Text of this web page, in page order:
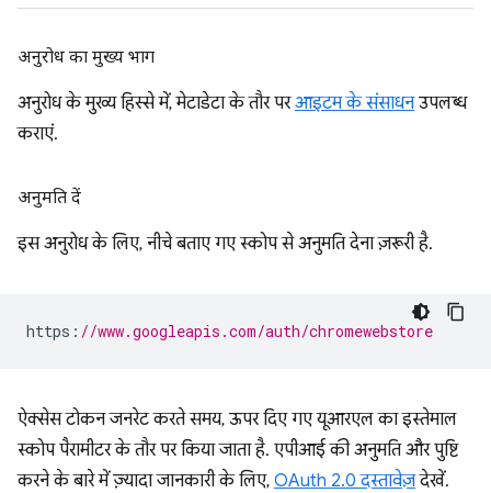
अनुरोध का मुख्य भाग
अनुरोध के मुख्य हिस्से में, मेटाडेटा के तौर परआइटम के संसाधनउपलब्ध
कराएं.
अनुमति दें
इस अनुरोध के लिए, नीचे बताए गए स्कोप से अनुमति देना ज़रूरी है.
https : //www.googleapis.com/auth/chromewebstore
ऐक्सेस टोकन जनरेट करते समय, ऊपर दिए गए यूआरएल का इस्तेमाल
स्कोप पैरामीटर के तौर पर किया जाता है. एपीआई की अनुमति और पुष्टि
करने के बारे में ज़्यादा जानकारी के लिए, OAuth 2.0 दस्तावेज़देखें.